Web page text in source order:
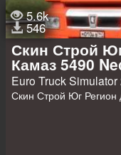
5.6k
546
Скин Строй
Камаз 5490
Euro Truck Simulator
Скин Строй Юг